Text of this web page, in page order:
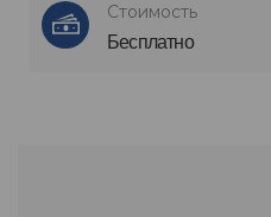
Стоимость
Бесплатно